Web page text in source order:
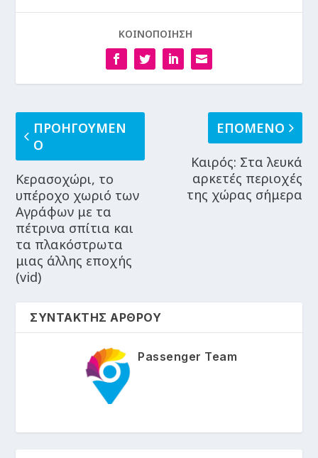
ΚΟΙΝΟΠΟΙΗΣΗ
ΠΡΟΗΓΟΥΜΕΝ
Ο
Κερασοχώρι, το
υπέροχο χωριό των
Αγράφων με τα
πέτρινα σπίτια και
τα πλακόστρωτα
μιας άλλης εποχής
(vid)
ΕΠΟΜΕΝΟ
Καιρός: Στα λευκά
αρκετές περιοχές
της χώρας σήμερα
ΣΥΝΤΑΚΤΗΣ ΑΡΘΡΟΥ
Passenger Team